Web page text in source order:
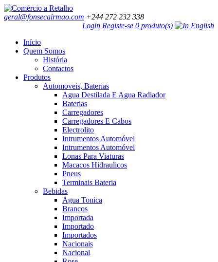
geral@fonsecairmao.com +244 272 232 338
Login Registe-se 0 produto(s)
Início
Quem Somos
História
Contactos
Produtos
Automoveis, Baterias
Agua Destilada E Agua Radiador
Baterias
Carregadores
Carregadores E Cabos
Electrolito
Intrumentos Automóvel
Intrumentos Automóvel
Lonas Para Viaturas
Macacos Hidraulicos
Pneus
Terminais Bateria
Bebidas
Agua Tonica
Brancos
Importada
Importado
Importados
Nacionais
Nacional